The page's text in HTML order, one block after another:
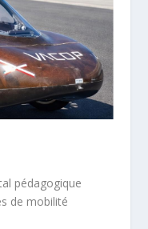
pédagogique
de mobilité